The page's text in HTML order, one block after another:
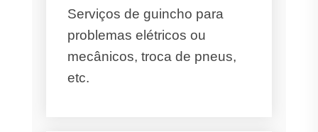
Serviços de guincho para
problemas elétricos ou
mecânicos, troca de pneus,
etc.